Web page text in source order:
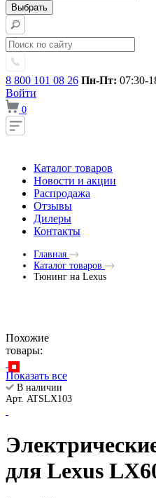
8 800 101 08 26 Пн-Пт: 07:30-
Войти
0
Каталог товаров
Новости и акции
Распродажа
Отзывы
Дилеры
Контакты
Главная
Каталог товаров
Тюнинг на Lexus
Похожие
товары:
Показать все
В наличии
Арт. ATSLX103
для Lexus